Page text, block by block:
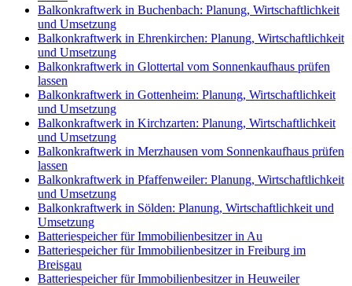
Balkonkraftwerk in Buchenbach: Planung, Wirtschaftlichkeit
und Umsetzung
Balkonkraftwerk in Ehrenkirchen: Planung, Wirtschaftlichkeit
und Umsetzung
Balkonkraftwerk in Glottertal vom Sonnenkaufhaus prüfen
lassen
Balkonkraftwerk in Gottenheim: Planung, Wirtschaftlichkeit
und Umsetzung
Balkonkraftwerk in Kirchzarten: Planung, Wirtschaftlichkeit
und Umsetzung
Balkonkraftwerk in Merzhausen vom Sonnenkaufhaus prüfen
lassen
Balkonkraftwerk in Pfaffenweiler: Planung, Wirtschaftlichkeit
und Umsetzung
Balkonkraftwerk in Sölden: Planung, Wirtschaftlichkeit und
Umsetzung
Batteriespeicher für Immobilienbesitzer in Au
Batteriespeicher für Immobilienbesitzer in Freiburg im
Breisgau
Batteriespeicher für Immobilienbesitzer in Heuweiler